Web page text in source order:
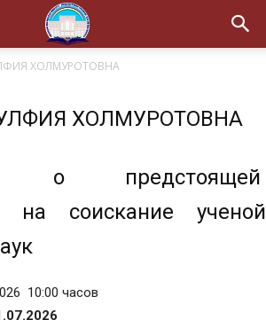
ХОЛМУРОТОВНА
ХОЛМУРОТОВНА
о предстоящей
на соискание ученой
10:00 часов